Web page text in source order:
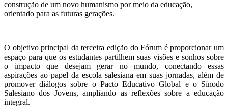
construção de um novo humanismo por meio da educação,
orientado para as futuras gerações.
O objetivo principal da terceira edição do Fórum é proporcionar um
espaço para que os estudantes partilhem suas visões e sonhos sobre
o impacto que desejam gerar no mundo, conectando essas
aspirações ao papel da escola salesiana em suas jornadas, além de
promover diálogos sobre o Pacto Educativo Global e o Sínodo
Salesiano dos Jovens, ampliando as reflexões sobre a educação
integral.